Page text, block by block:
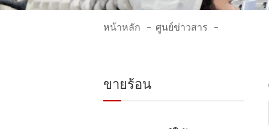
หน้าหลัก - ศูนย์ข่าวสาร -
ขายร้อน